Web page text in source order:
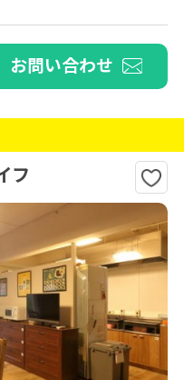
お問い合わせ
フ